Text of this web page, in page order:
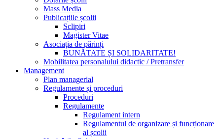
Mass Media
Publicațiile școlii
Sclipiri
Magister Vitae
Asociația de părinți
BUNĂTATE ȘI SOLIDARITATE!
Mobilitatea personalului didactic / Pretransfer
Management
Plan managerial
Regulamente și proceduri
Proceduri
Regulamente
Regulament intern
Regulamentul de organizare și funcționare
al școlii